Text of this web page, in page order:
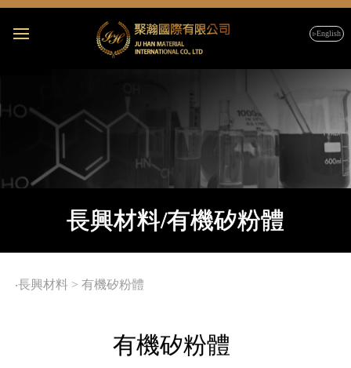
▹English
長興材料/有機矽粉體
‧長興材料 > 有機矽粉體
有機矽粉體